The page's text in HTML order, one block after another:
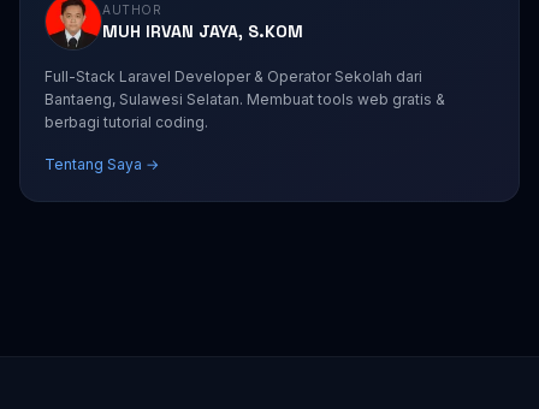
AUTHOR
MUH IRVAN JAYA, S.KOM
Full-Stack Laravel Developer & Operator Sekolah dari
Bantaeng, Sulawesi Selatan. Membuat tools web gratis &
berbagi tutorial coding.
Tentang Saya →